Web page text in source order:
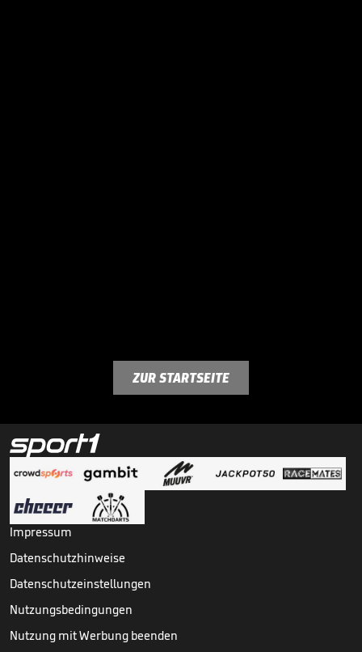
ZUR STARTSEITE
Impressum
Datenschutzhinweise
Datenschutzeinstellungen
Nutzungsbedingungen
Nutzung mit Werbung beenden